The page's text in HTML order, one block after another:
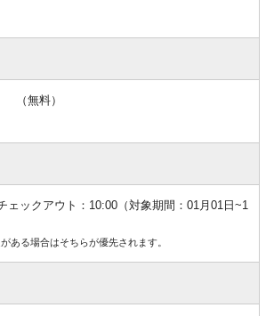
（無料）
ェックアウト：10:00（対象期間：01月01日~1
ある場合はそちらが優先されます。